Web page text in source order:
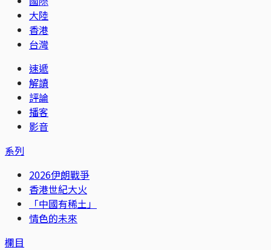
大陸
香港
台灣
速遞
解讀
評論
播客
影音
系列
2026伊朗戰爭
香港世紀大火
「中國有稀土」
情色的未來
欄目